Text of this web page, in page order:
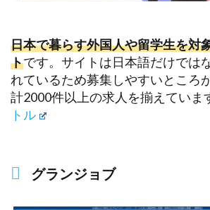
日本で暮らす外国人や留学生を対
トです。サイトは日本語だけでは
れているため募集しやすいところ
計2000件以上の求人を揃えていま
トル
グランジョブ